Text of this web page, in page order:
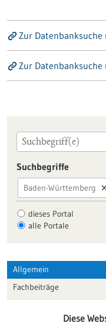
Zur
Zur
Suchbegriffe
Baden-Württemberg
dieses Portal
alle Portale
Allgemein
Fachbeiträge
VeranstaltungenDiese